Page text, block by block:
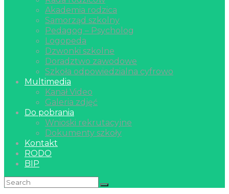
Akademia rodzica
Samorząd szkolny
Pedagog – Psycholog
Logopeda
Dzwonki szkolne
Doradztwo zawodowe
Szkoła odpowiedzialna cyfrowo
Multimedia
Kanał Video
Galeria zdjęć
Do pobrania
Wnioski rekrutacyjne
Dokumenty szkoły
Kontakt
RODO
BIP